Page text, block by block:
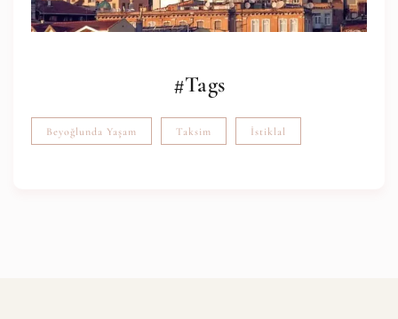
#Tags
Beyoğlunda Yaşam Taksim İstiklal